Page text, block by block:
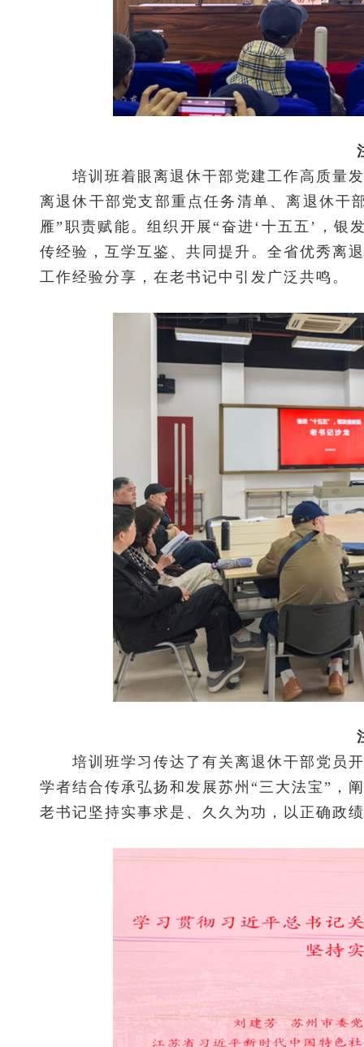
培训班着眼离退休干部党建工作高质量发
离退休干部党支部重点任务清单、离退休干
雁”职责赋能。组织开展“奋进‘十五五’，
传经验，互学互鉴、共同提升。全省优秀离
工作经验分享，在老书记中引发广泛共鸣。
培训班学习传达了有关离退休干部党员开
学者结合传承弘扬和发展苏州“三大法宝”，
老书记坚持实事求是、久久为功，以正确政